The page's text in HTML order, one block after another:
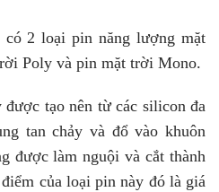
2 loại pin năng lượng mặt
Poly và pin mặt trời Mono.
được tạo nên từ các silicon đa
tan chảy và đổ vào khuôn
được làm nguội và cắt thành
của loại pin này đó là giá